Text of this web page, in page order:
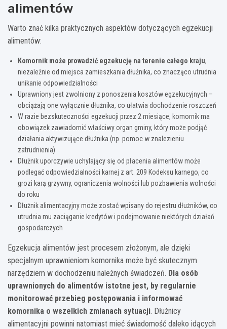
alimentów
Warto znać kilka praktycznych aspektów dotyczących egzekucji
alimentów:
Komornik może prowadzić egzekucję na terenie całego kraju,
niezależnie od miejsca zamieszkania dłużnika, co znacząco utrudnia
unikanie odpowiedzialności
Uprawniony jest zwolniony z ponoszenia kosztów egzekucyjnych –
obciążają one wyłącznie dłużnika, co ułatwia dochodzenie roszczeń
W razie bezskuteczności egzekucji przez 2 miesiące, komornik ma
obowiązek zawiadomić właściwy organ gminy, który może podjąć
działania aktywizujące dłużnika (np. pomoc w znalezieniu
zatrudnienia)
Dłużnik uporczywie uchylający się od płacenia alimentów może
podlegać odpowiedzialności karnej z art. 209 Kodeksu karnego, co
grozi karą grzywny, ograniczenia wolności lub pozbawienia wolności
do roku
Dłużnik alimentacyjny może zostać wpisany do rejestru dłużników, co
utrudnia mu zaciąganie kredytów i podejmowanie niektórych działań
gospodarczych
Egzekucja alimentów jest procesem złożonym, ale dzięki
specjalnym uprawnieniom komornika może być skutecznym
narzędziem w dochodzeniu należnych świadczeń. Dla osób
uprawnionych do alimentów istotne jest, by regularnie
monitorować przebieg postępowania i informować
komornika o wszelkich zmianach sytuacji. Dłużnicy
alimentacyjni powinni natomiast mieć świadomość daleko idących